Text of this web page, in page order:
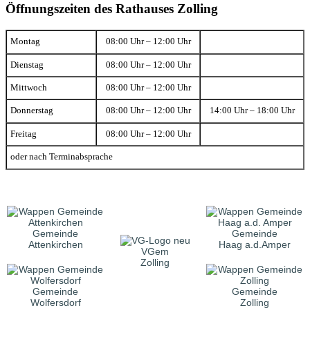
Öffnungszeiten des Rathauses Zolling
Montag 08:00 Uhr – 12:00 Uhr
Dienstag 08:00 Uhr – 12:00 Uhr
Mittwoch 08:00 Uhr – 12:00 Uhr
Donnerstag 08:00 Uhr – 12:00 Uhr 14:00 Uhr – 18:00 Uhr
Freitag 08:00 Uhr – 12:00 Uhr
oder nach Terminabsprache
Gemeinde
Attenkirchen
VGem
Zolling
Gemeinde
Haag a.d.Amper
Gemeinde
Wolfersdorf
Gemeinde
Zolling